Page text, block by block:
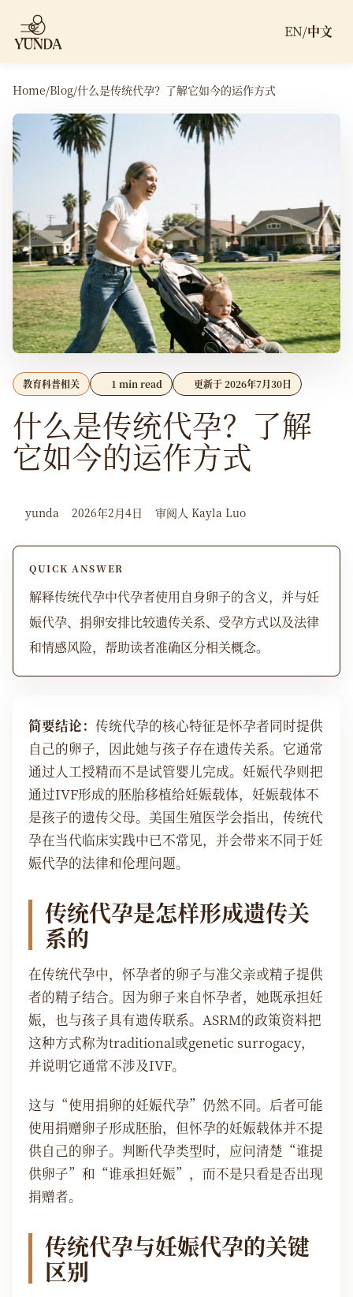
EN/中文
Home/Blog/什么是传统代孕？了解它如今的运作方式
教育科普相关 1 min read 更新于 2026年7月30日
什么是传统代孕？了解
它如今的运作方式
yunda 2026年2月4日 审阅人 Kayla Luo
QUICK ANSWER
解释传统代孕中代孕者使用自身卵子的含义，并与妊
娠代孕、捐卵安排比较遗传关系、受孕方式以及法律
和情感风险，帮助读者准确区分相关概念。
简要结论： 传统代孕的核心特征是怀孕者同时提供
自己的卵子，因此她与孩子存在遗传关系。它通常
通过人工授精而不是试管婴儿完成。妊娠代孕则把
通过IVF形成的胚胎移植给妊娠载体，妊娠载体不
是孩子的遗传父母。美国生殖医学会指出，传统代
孕在当代临床实践中已不常见，并会带来不同于妊
娠代孕的法律和伦理问题。
传统代孕是怎样形成遗传关
系的
在传统代孕中，怀孕者的卵子与准父亲或精子提供
者的精子结合。因为卵子来自怀孕者，她既承担妊
娠，也与孩子具有遗传联系。ASRM的政策资料把
这种方式称为traditional或genetic surrogacy，
并说明它通常不涉及IVF。
这与“使用捐卵的妊娠代孕”仍然不同。后者可能
使用捐赠卵子形成胚胎，但怀孕的妊娠载体并不提
供自己的卵子。判断代孕类型时，应问清楚“谁提
供卵子”和“谁承担妊娠”，而不是只看是否出现
捐赠者。
传统代孕与妊娠代孕的关键
区别